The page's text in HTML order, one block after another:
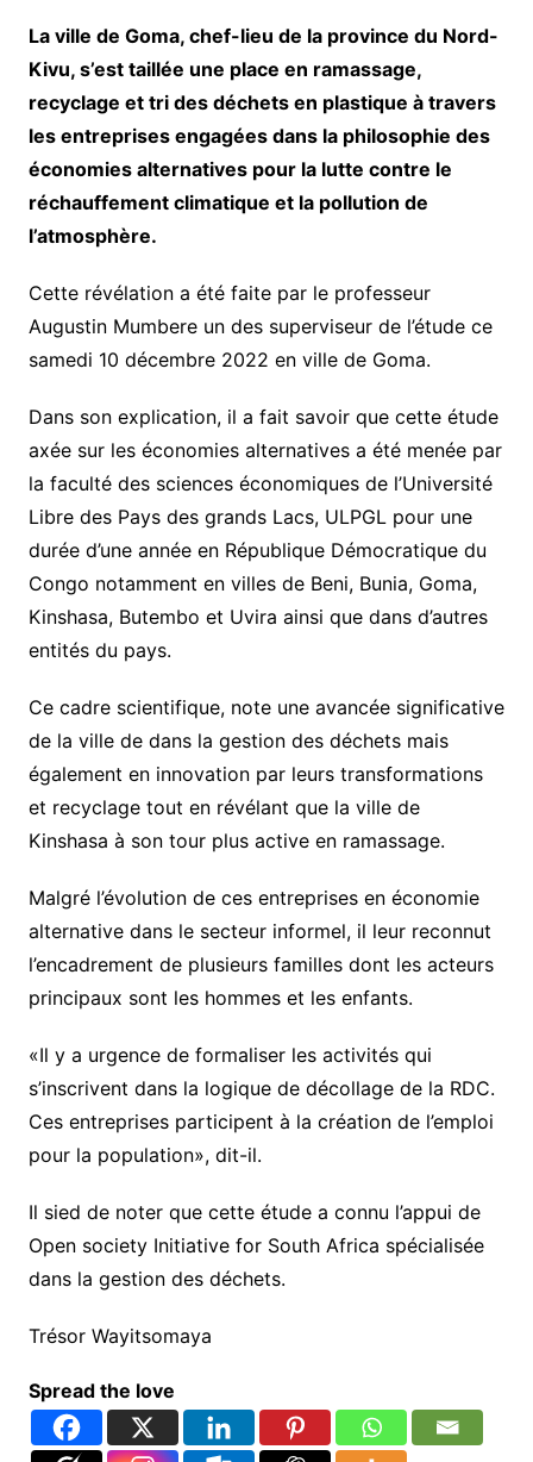
La ville de Goma, chef-lieu de la province du Nord-
Kivu, s’est taillée une place en ramassage,
recyclage et tri des déchets en plastique à travers
les entreprises engagées dans la philosophie des
économies alternatives pour la lutte contre le
réchauffement climatique et la pollution de
l’atmosphère.
Cette révélation a été faite par le professeur
Augustin Mumbere un des superviseur de l’étude ce
samedi 10 décembre 2022 en ville de Goma.
Dans son explication, il a fait savoir que cette étude
axée sur les économies alternatives a été menée par
la faculté des sciences économiques de l’Université
Libre des Pays des grands Lacs, ULPGL pour une
durée d’une année en République Démocratique du
Congo notamment en villes de Beni, Bunia, Goma,
Kinshasa, Butembo et Uvira ainsi que dans d’autres
entités du pays.
Ce cadre scientifique, note une avancée significative
de la ville de dans la gestion des déchets mais
également en innovation par leurs transformations
et recyclage tout en révélant que la ville de
Kinshasa à son tour plus active en ramassage.
Malgré l’évolution de ces entreprises en économie
alternative dans le secteur informel, il leur reconnut
l’encadrement de plusieurs familles dont les acteurs
principaux sont les hommes et les enfants.
«Il y a urgence de formaliser les activités qui
s’inscrivent dans la logique de décollage de la RDC.
Ces entreprises participent à la création de l’emploi
pour la population», dit-il.
Il sied de noter que cette étude a connu l’appui de
Open society Initiative for South Africa spécialisée
dans la gestion des déchets.
Trésor Wayitsomaya
Spread the love